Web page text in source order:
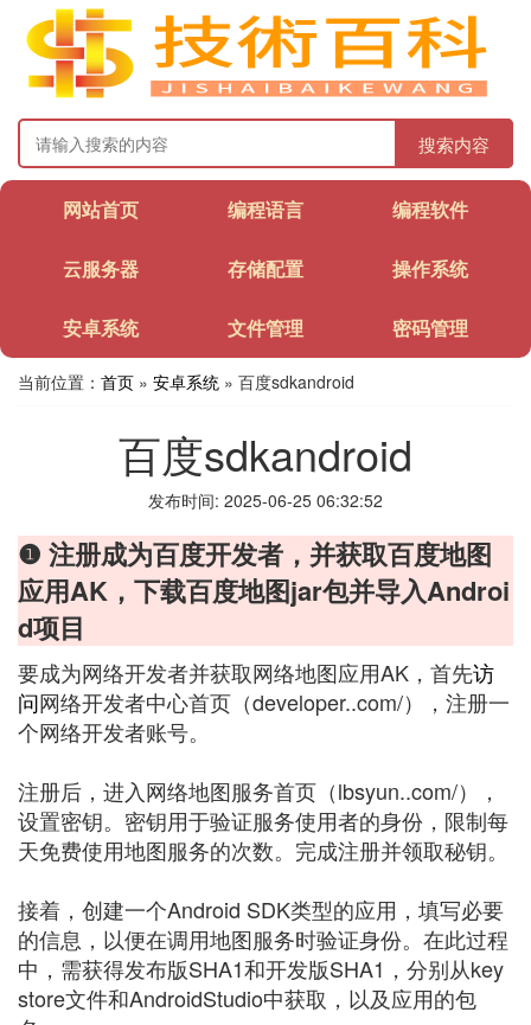
搜索内容
网站首页 编程语言 编程软件
云服务器 存储配置 操作系统
安卓系统 文件管理 密码管理
当前位置： 首页 » 安卓系统 » 百度sdkandroid
百度sdkandroid
发布时间: 2025-06-25 06:32:52
❶ 注册成为百度开发者，并获取百度地图
应用AK，下载百度地图jar包并导入Androi
d项目
要成为网络开发者并获取网络地图应用AK，首先访
问网络开发者中心首页（developer..com/），注册一
个网络开发者账号。
注册后，进入网络地图服务首页（lbsyun..com/），
设置密钥。密钥用于验证服务使用者的身份，限制每
天免费使用地图服务的次数。完成注册并领取秘钥。
接着，创建一个Android SDK类型的应用，填写必要
的信息，以便在调用地图服务时验证身份。在此过程
中，需获得发布版SHA1和开发版SHA1，分别从key
store文件和AndroidStudio中获取，以及应用的包